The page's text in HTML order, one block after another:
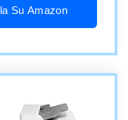
Su Amazon